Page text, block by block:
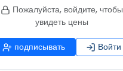
Пожалуйста, войдите, чтобы
увидеть цены
подписывать Войти